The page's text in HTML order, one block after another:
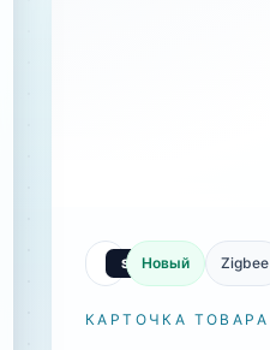
Новый Zigbee
КАРТОЧКА ТОВАРА